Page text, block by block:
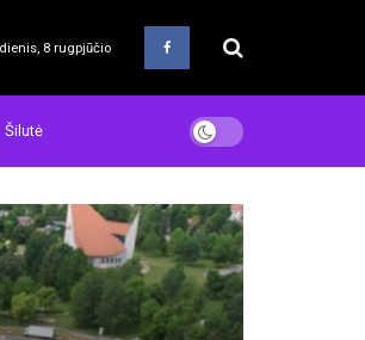
8 rugpjūčio
Šilutė